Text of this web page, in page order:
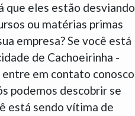
que eles estão desviando
ou matérias primas
empresa? Se você está
de Cachoeirinha -
entre em contato conosco
podemos descobrir se
está sendo vítima de